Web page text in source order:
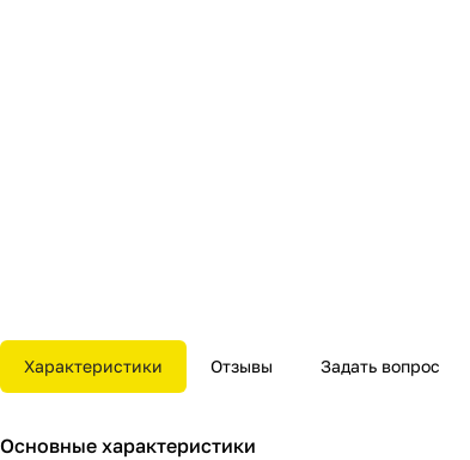
Характеристики Отзывы Задать вопрос
Основные характеристики